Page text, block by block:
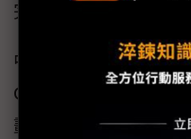
完工試驗設施。
中油期望透過試驗設
CO2氫化觸媒研究及
劃建置每年捕捉百萬